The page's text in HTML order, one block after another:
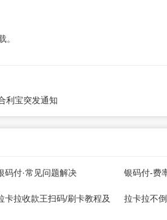
。
利宝突发通知
码付·常见问题解决
银码付-费
微信，注
卡拉收款王扫码/刷卡教程及
拉卡拉不